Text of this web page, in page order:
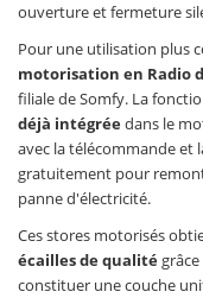
ouverture et fermeture
Pour une utilisation plus
motorisation en Radio
filiale de Somfy. La
déjà intégréedans le
avec la télécommande et
gratuitement pour
panne d'électricité.
Ces stores motorisés
écailles de qualité
constituer une couche